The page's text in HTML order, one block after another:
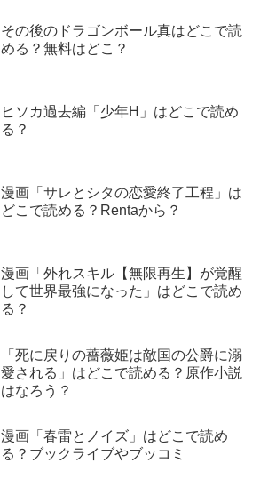
その後のドラゴンボール真はどこで読
める？無料はどこ？
ヒソカ過去編「少年H」はどこで読め
る？
漫画「サレとシタの恋愛終了工程」は
どこで読める？Rentaから？
漫画「外れスキル【無限再生】が覚醒
して世界最強になった」はどこで読め
る？
「死に戻りの薔薇姫は敵国の公爵に溺
愛される」はどこで読める？原作小説
はなろう？
漫画「春雷とノイズ」はどこで読め
る？ブックライブやブッコミ